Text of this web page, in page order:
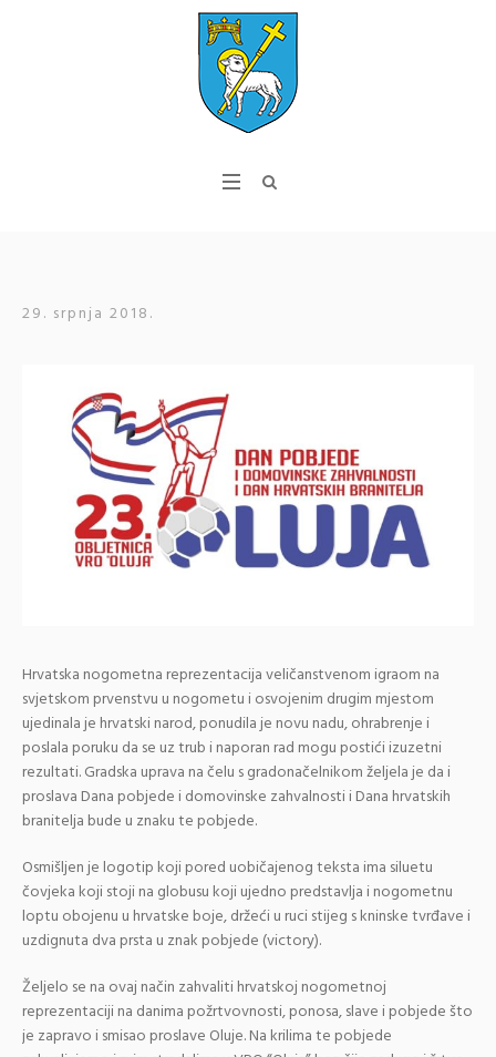
29. srpnja 2018.
Hrvatska nogometna reprezentacija veličanstvenom igraom na
svjetskom prvenstvu u nogometu i osvojenim drugim mjestom
ujedinala je hrvatski narod, ponudila je novu nadu, ohrabrenje i
poslala poruku da se uz trub i naporan rad mogu postići izuzetni
rezultati. Gradska uprava na čelu s gradonačelnikom željela je da i
proslava Dana pobjede i domovinske zahvalnosti i Dana hrvatskih
branitelja bude u znaku te pobjede.
Osmišljen je logotip koji pored uobičajenog teksta ima siluetu
čovjeka koji stoji na globusu koji ujedno predstavlja i nogometnu
loptu obojenu u hrvatske boje, držeći u ruci stijeg s kninske tvrđave i
uzdignuta dva prsta u znak pobjede (victory).
Željelo se na ovaj način zahvaliti hrvatskoj nogometnoj
reprezentaciji na danima požrtvovnosti, ponosa, slave i pobjede što
je zapravo i smisao proslave Oluje. Na krilima te pobjede